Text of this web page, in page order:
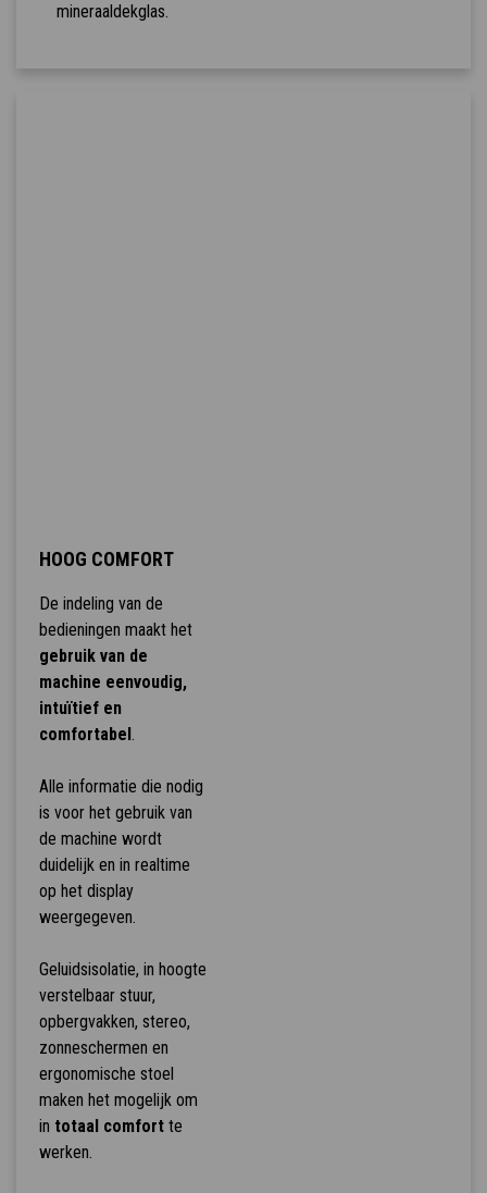
mineraaldekglas.
HOOG COMFORT
De indeling van de
bedieningen maakt het
gebruik van de
machine eenvoudig,
intuïtief en
comfortabel .
Alle informatie die nodig
is voor het gebruik van
de machine wordt
duidelijk en in realtime
op het display
weergegeven.
Geluidsisolatie, in hoogte
verstelbaar stuur,
opbergvakken, stereo,
zonneschermen en
ergonomische stoel
maken het mogelijk om
in totaal comfortte
werken.